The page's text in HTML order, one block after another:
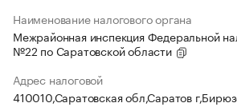
Наименование налогового органа
Межрайонная инспекция Федеральной
№22 по Саратовской области
Адрес налоговой
410010,Саратовская обл,Саратов